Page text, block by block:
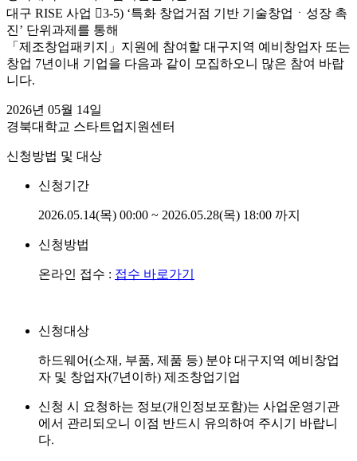
대구 RISE 사업 󰊳3-5) ‘특화 창업거점 기반 기술창업ㆍ성장 촉
진’ 단위과제를 통해
「제조창업패키지」지원에 참여할 대구지역 예비창업자 또는
창업 7년이내 기업을 다음과 같이 모집하오니 많은 참여 바랍
니다.
2026년 05월 14일
경북대학교 스타트업지원센터
신청방법 및 대상
신청기간
2026.05.14(목) 00:00 ~ 2026.05.28(목) 18:00 까지
신청방법
온라인 접수 : 접수 바로가기
신청대상
하드웨어(소재, 부품, 제품 등) 분야 대구지역 예비창업
자 및 창업자(7년이하) 제조창업기업
신청 시 요청하는 정보(개인정보포함)는 사업운영기관
에서 관리되오니 이점 반드시 유의하여 주시기 바랍니
다.